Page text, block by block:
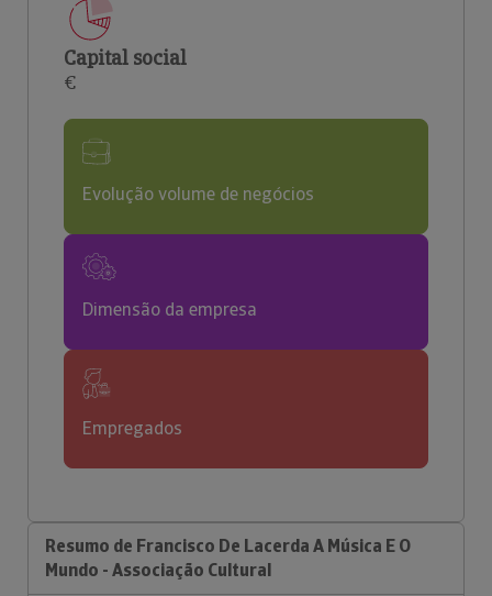
Capital social
€
Evolução volume de negócios
Dimensão da empresa
Empregados
Resumo de Francisco De Lacerda A Música E O
Mundo - Associação Cultural